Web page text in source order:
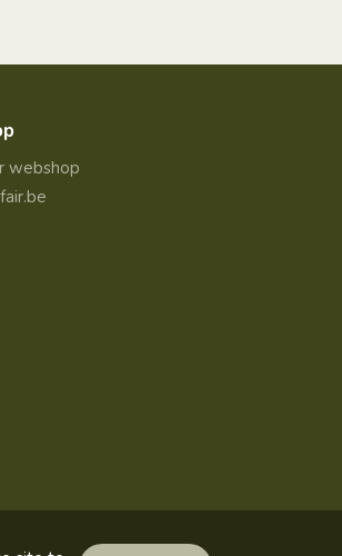
webshop